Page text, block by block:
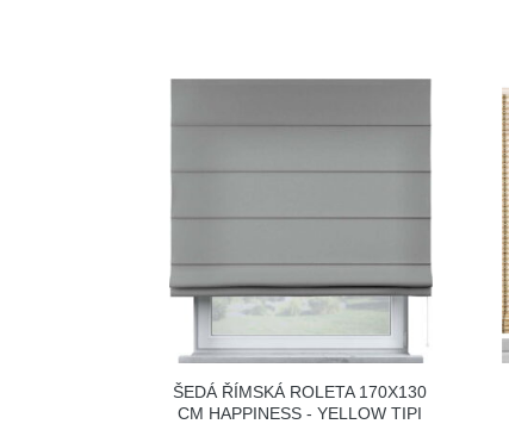
ŠEDÁ ŘÍMSKÁ ROLETA 170X130
CM HAPPINESS - YELLOW TIPI